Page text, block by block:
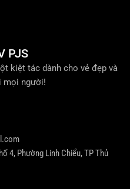
PJS
kiệt tác dành cho vẻ đẹp và
mọi người!
4, Phường Linh Chiểu, TP Thủ